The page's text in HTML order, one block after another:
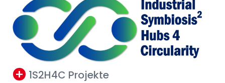
1S2H4C Projekte